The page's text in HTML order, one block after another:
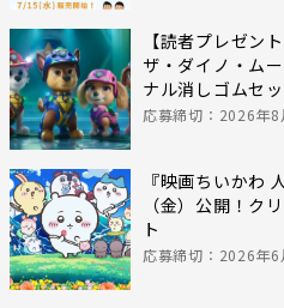
【読者プレゼン
ザ・ダイノ・ム
ナル消しゴムセ
応募締切：2026年
『映画ちいかわ
（金）公開！ク
ト
応募締切：2026年